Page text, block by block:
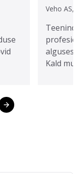
Veho AS,
alguses
Kald
videos